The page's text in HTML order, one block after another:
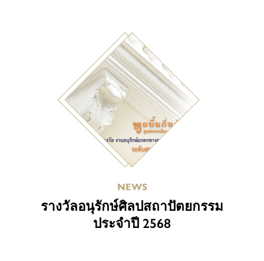
NEWS
รางวัลอนุรักษ์ศิลปสถาปัตยกรรม
ประจำปี 2568